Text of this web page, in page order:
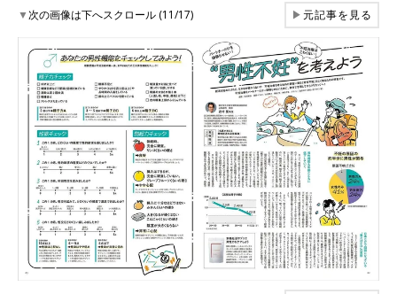
▼次の画像は下へスクロール (11/17) ▶元記事を見る